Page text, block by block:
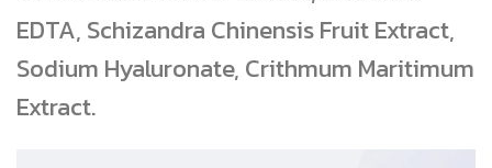
EDTA, Schizandra Chinensis Fruit Extract,
Sodium Hyaluronate, Crithmum Maritimum
Extract.